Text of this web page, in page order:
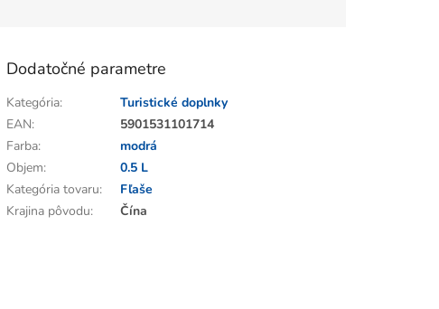
Dodatočné parametre
Kategória:
Turistické doplnky
EAN:
5901531101714
Farba:
modrá
Objem:
0.5 L
Kategória tovaru:
Fľaše
Krajina pôvodu: Čína